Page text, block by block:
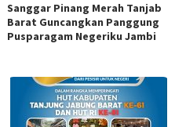
Sanggar Pinang Merah Tanjab
Barat Guncangkan Panggung
Pusparagam Negeriku Jambi